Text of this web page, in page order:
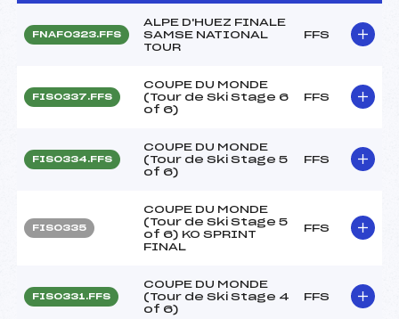
FNAF0323.FFS
ALPE D'HUEZ FINALE
SAMSE NATIONAL
TOUR
FFS
FIS0337.FFS
COUPE DU MONDE
(Tour de Ski Stage 6
of 6)
FFS
FIS0334.FFS
COUPE DU MONDE
(Tour de Ski Stage 5
of 6)
FFS
FIS0335
COUPE DU MONDE
(Tour de Ski Stage 5
of 6) KO SPRINT
FINAL
FFS
FIS0331.FFS
COUPE DU MONDE
(Tour de Ski Stage 4
of 6)
FFS